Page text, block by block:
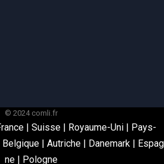
© 2024 comli.fr
| Suisse | Royaume-Uni | Pays-
Belgique| Autriche| Danemark | Espag
ne| Pologne